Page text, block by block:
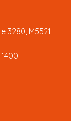
3280, M5521